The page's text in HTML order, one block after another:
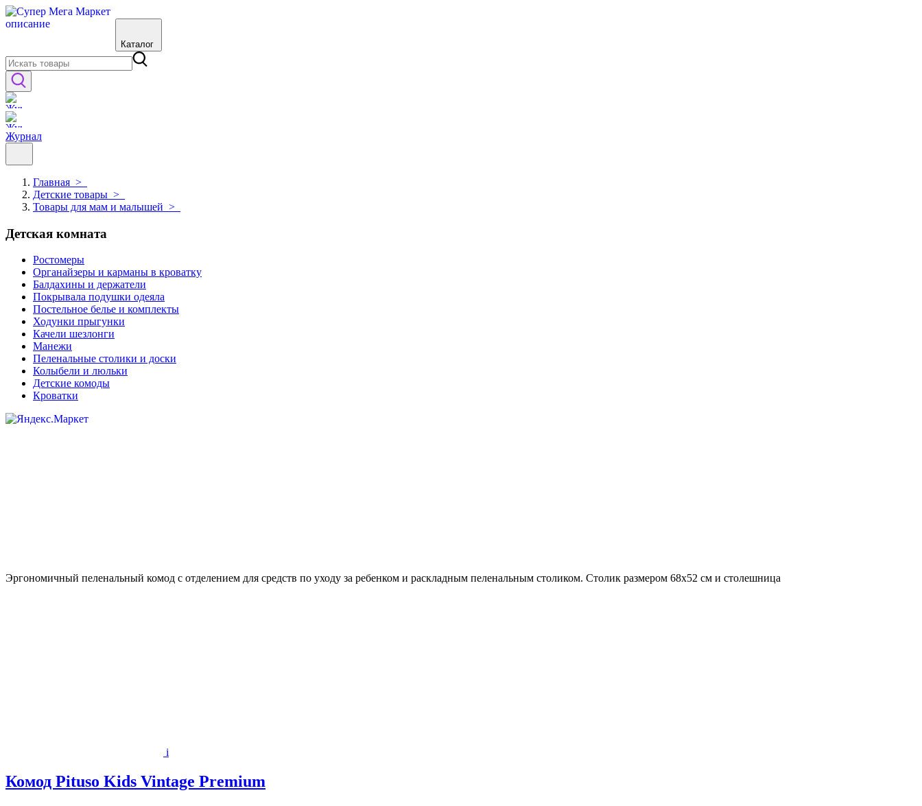
Каталог
Журнал
Главная >
Детские товары >
Товары для мам и малышей >
Детская комната
Ростомеры
Органайзеры и карманы в кроватку
Балдахины и держатели
Покрывала подушки одеяла
Постельное белье и комплекты
Ходунки прыгунки
Качели шезлонги
Манежи
Пеленальные столики и доски
Колыбели и люльки
Детские комоды
Кроватки
Эргономичный пеленальный комод с отделением для средств по уходу за ребенком и раскладным пеленальным столиком. Столик размером 68х52 см и столешница
i
Комод Pituso Kids Vintage Premium